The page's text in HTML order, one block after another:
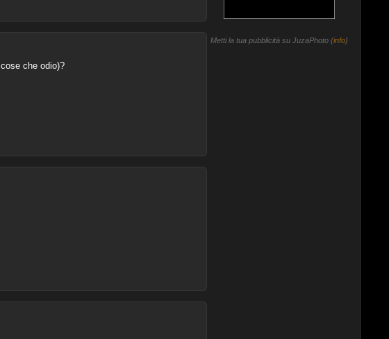
che odio)?
Metti la tua pubblicità su JuzaPhoto (info)